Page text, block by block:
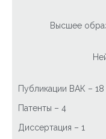
Высшее
Публикации ВАК – 18
Патенты – 4
Диссертация – 1